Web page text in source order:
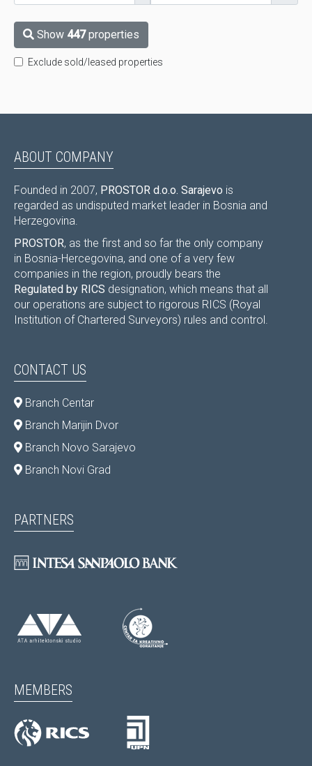
Show 447properties
Exclude sold/leased properties
ABOUT COMPANY
Founded in 2007, PROSTOR d.o.o. Sarajevo is
regarded as undisputed market leader in Bosnia and
Herzegovina.
PROSTOR, as the first and so far the only company
in Bosnia-Hercegovina, and one of a very few
companies in the region, proudly bears the
Regulated by RICS designation, which means that all
our operations are subject to rigorous RICS (Royal
Institution of Chartered Surveyors) rules and control.
CONTACT US
Branch Centar
Branch Marijin Dvor
Branch Novo Sarajevo
Branch Novi Grad
PARTNERS
MEMBERS